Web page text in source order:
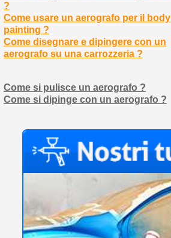
?
Come usare un aerografo per il body
painting ?
Come disegnare e dipingere con un
aerografo su una carrozzeria ?
Come si pulisce un aerografo ?
Come si dipinge con un aerografo ?